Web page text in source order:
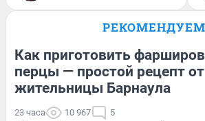
РЕКОМЕНДУЕМ
Как приготовить
перцы — простой рецепт от
жительницы Барнаула
23 часа 10 967 5